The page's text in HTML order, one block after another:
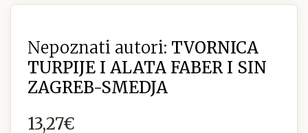
Nepoznati autori: TVORNICA
TURPIJE I ALATA FABER I SIN
ZAGREB-SMEDJA
13,27€